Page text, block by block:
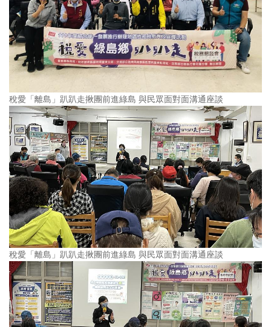
稅愛「離島」趴趴走揪團前進綠島 與民眾面對面溝通座談
稅愛「離島」趴趴走揪團前進綠島 與民眾面對面溝通座談